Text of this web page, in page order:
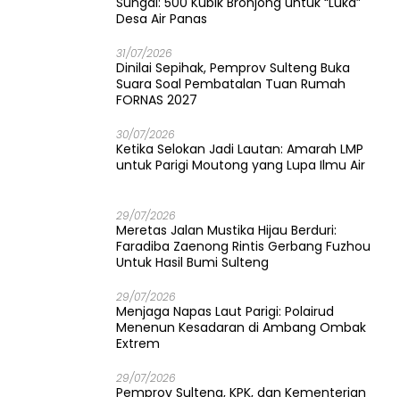
Desa Air Panas
31/07/2026
Dinilai Sepihak, Pemprov Sulteng Buka
Suara Soal Pembatalan Tuan Rumah
FORNAS 2027
30/07/2026
Ketika Selokan Jadi Lautan: Amarah LMP
untuk Parigi Moutong yang Lupa Ilmu Air
29/07/2026
Meretas Jalan Mustika Hijau Berduri:
Faradiba Zaenong Rintis Gerbang Fuzhou
Untuk Hasil Bumi Sulteng
29/07/2026
​Menjaga Napas Laut Parigi: Polairud
Menenun Kesadaran di Ambang Ombak
Extrem
29/07/2026
Pemprov Sulteng, KPK, dan Kementerian